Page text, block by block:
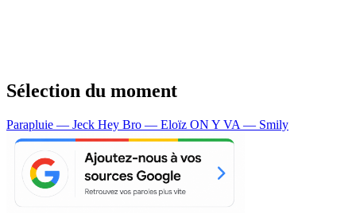
Sélection du moment
Parapluie — Jeck Hey Bro — Eloïz ON Y VA — Smily